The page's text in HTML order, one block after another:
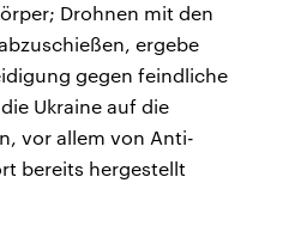
Drohnen mit den
ergebe
gegen feindliche
Ukraine auf die
vor allem von Anti-
bereits hergestellt